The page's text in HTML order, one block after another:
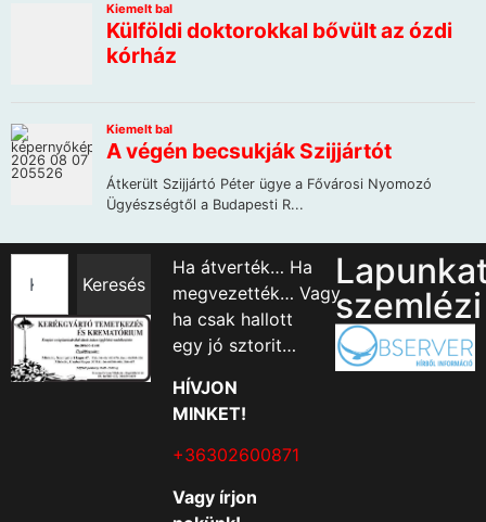
Keresés
Ha átverték… Ha
megvezették… Vagy
ha csak hallott
egy jó sztorit…
HÍVJON
MINKET!
+36302600871
Vagy írjon
szemlézi